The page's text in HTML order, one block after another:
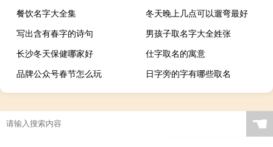
餐饮名字大全集
冬天晚上几点可以遛弯最好
写出含有春字的诗句
男孩子取名字大全姓张
长沙冬天保健哪家好
仕字取名的寓意
品牌公众号春节怎么玩
日字旁的字有哪些取名
☚